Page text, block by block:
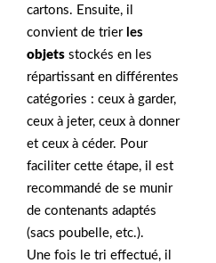
cartons. Ensuite, il
convient de trier les
objets stockés en les
répartissant en différentes
catégories : ceux à garder,
ceux à jeter, ceux à donner
et ceux à céder. Pour
faciliter cette étape, il est
recommandé de se munir
de contenants adaptés
(sacs poubelle, etc.).
Une fois le tri effectué, il